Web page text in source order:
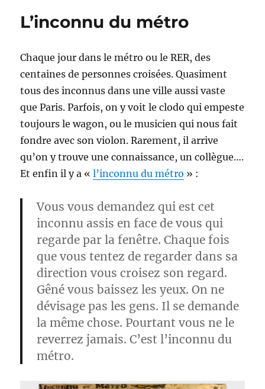
L’inconnu du métro
Chaque jour dans le métro ou le RER, des
centaines de personnes croisées. Quasiment
tous des inconnus dans une ville aussi vaste
que Paris. Parfois, on y voit le clodo qui empeste
toujours le wagon, ou le musicien qui nous fait
fondre avec son violon. Rarement, il arrive
qu’on y trouve une connaissance, un collègue….
Et enfin il y a «l’inconnu du métro » :
Vous vous demandez qui est cet
inconnu assis en face de vous qui
regarde par la fenêtre. Chaque fois
que vous tentez de regarder dans sa
direction vous croisez son regard.
Gêné vous baissez les yeux. On ne
dévisage pas les gens. Il se demande
la même chose. Pourtant vous ne le
reverrez jamais. C’est l’inconnu du
métro.